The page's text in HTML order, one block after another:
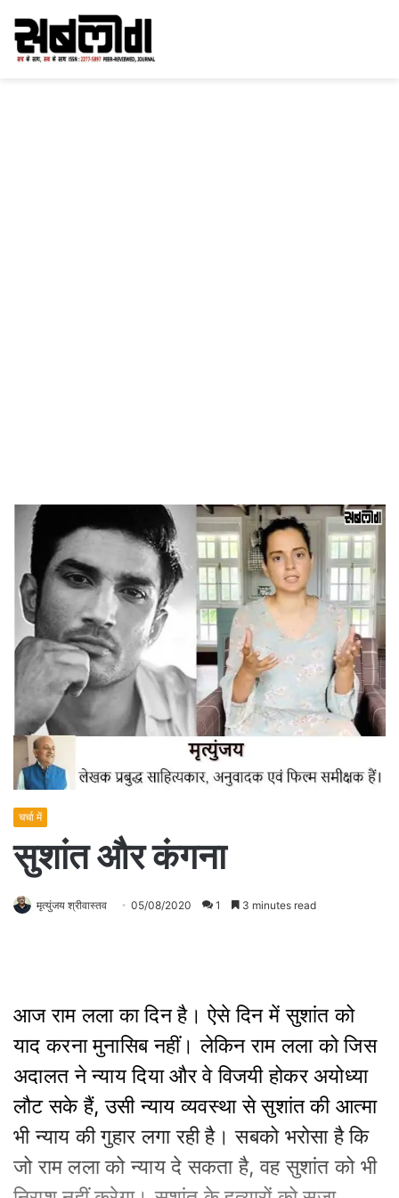
चर्चा में
सुशांत और कंगना
मृत्युंजय श्रीवास्तव 05/08/2020 1 3 minutes read
आज राम लला का दिन है। ऐसे दिन में सुशांत को
याद करना मुनासिब नहीं। लेकिन राम लला को जिस
अदालत ने न्याय दिया और वे विजयी होकर अयोध्या
लौट सके हैं, उसी न्याय व्यवस्था से सुशांत की आत्मा
भी न्याय की गुहार लगा रही है। सबको भरोसा है कि
जो राम लला को न्याय दे सकता है, वह सुशांत को भी